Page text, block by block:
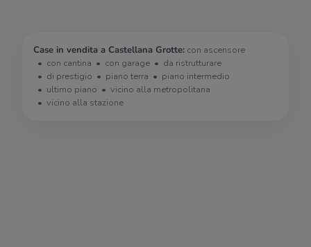
Case in vendita a Castellana Grotte: con ascensore
con cantina
con garage
da ristrutturare
di prestigio
piano terra
piano intermedio
ultimo piano
vicino alla metropolitana
vicino alla stazione